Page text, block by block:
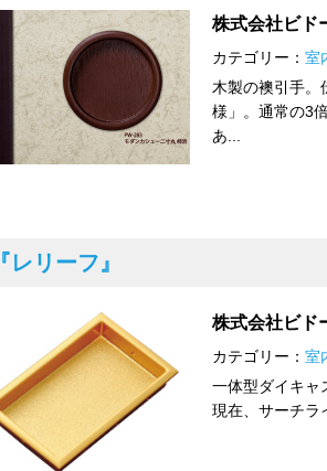
株式会社ビド
カテゴリー： 室
木製の襖引手。
様」。通常の3
あ...
『レリーフ』
株式会社ビド
カテゴリー： 室
一体型ダイキャ
現在、サーチラ